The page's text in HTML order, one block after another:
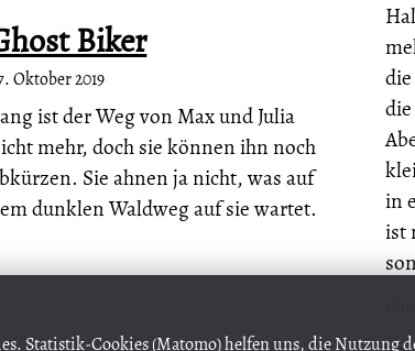
Biker
Oktober 2019
ist der Weg von Max und Julia
mehr, doch sie können ihn noch
Sie ahnen ja nicht, was auf
dunklen Waldweg auf sie wartet.
in
ist
Statistik-Cookies (Matomo) helfen uns, die Nutzung